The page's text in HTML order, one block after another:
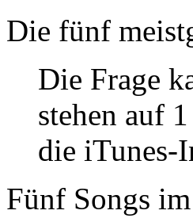
Die fünf
Die Frage
stehen auf
die iTunes-
Fünf Songs